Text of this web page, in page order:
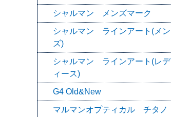
シャルマン メンズマーク
シャルマン ラインアート(メン
ズ)
シャルマン ラインアート(レデ
ィース)
G4 Old&New
マルマンオプティカル チタノ